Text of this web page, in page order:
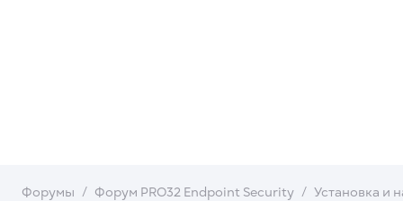
Форумы Форум PRO32 Endpoint Security Установка и